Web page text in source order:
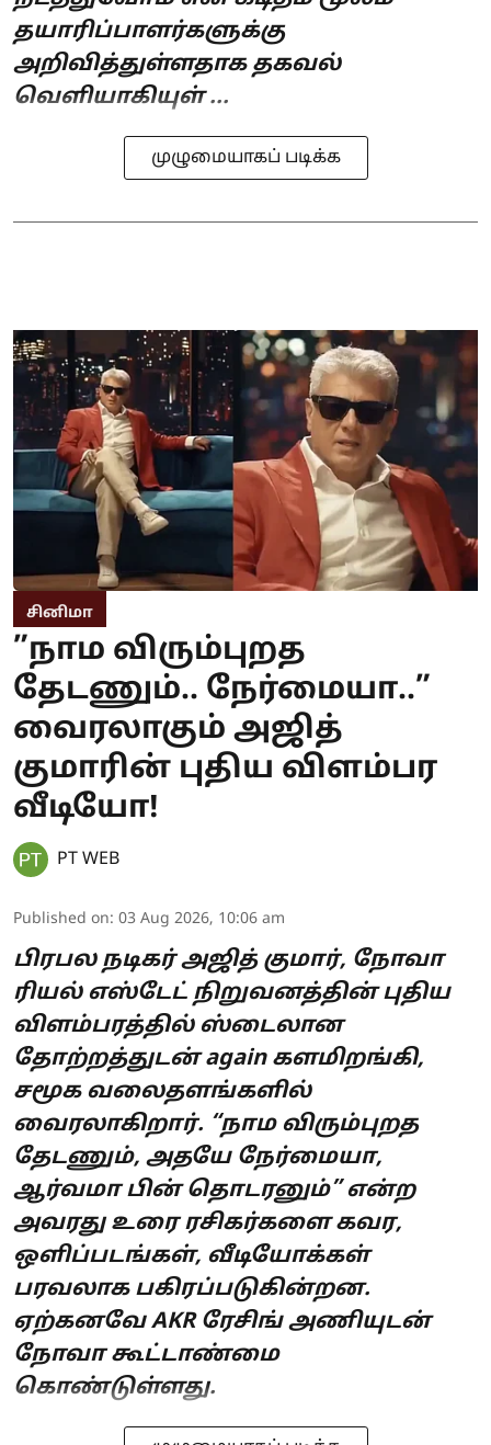
தயாரிப்பாளர்களுக்கு
அறிவித்துள்ளதாக தகவல்
வெளியாகியுள் ...
முழுமையாகப் படிக்க
சினிமா
”நாம விரும்புறத
தேடணும்.. நேர்மையா..”
வைரலாகும் அஜித்
குமாரின் புதிய விளம்பர
வீடியோ!
PT WEB
Published on: 03 Aug 2026, 10:06 am
பிரபல நடிகர் அஜித் குமார், நோவா
ரியல் எஸ்டேட் நிறுவனத்தின் புதிய
விளம்பரத்தில் ஸ்டைலான
தோற்றத்துடன் again களமிறங்கி,
சமூக வலைதளங்களில்
வைரலாகிறார். “நாம விரும்புறத
தேடணும், அதயே நேர்மையா,
ஆர்வமா பின் தொடரனும்” என்ற
அவரது உரை ரசிகர்களை கவர,
ஒளிப்படங்கள், வீடியோக்கள்
பரவலாக பகிரப்படுகின்றன.
ஏற்கனவே AKR ரேசிங் அணியுடன்
நோவா கூட்டாண்மை
கொண்டுள்ளது.